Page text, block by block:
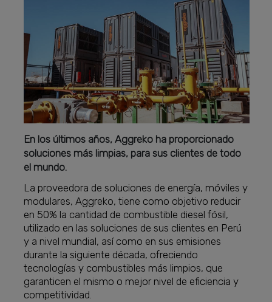
En los últimos años, Aggreko ha proporcionado
soluciones más limpias, para sus clientes de todo
el mundo.
La proveedora de soluciones de energía, móviles y
modulares, Aggreko, tiene como objetivo reducir
en 50% la cantidad de combustible diesel fósil,
utilizado en las soluciones de sus clientes en Perú
y a nivel mundial, así como en sus emisiones
durante la siguiente década, ofreciendo
tecnologías y combustibles más limpios, que
garanticen el mismo o mejor nivel de eficiencia y
competitividad.